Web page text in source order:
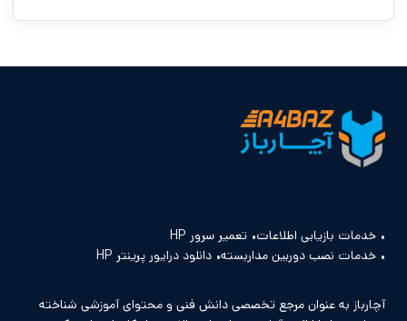
خدمات بازیابی اطلاعات تعمیر سرور HP
خدمات نصب دوربین مداربسته دانلود درایور پرینتر HP
آچارباز به عنوان مرجع تخصصی دانش فنی و محتوای آموزشی شناخته